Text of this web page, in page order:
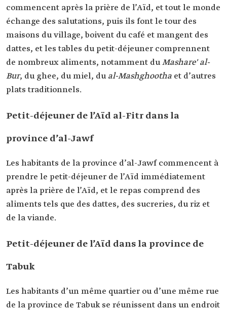
commencent après la prière de l’Aïd, et tout le monde
échange des salutations, puis ils font le tour des
maisons du village, boivent du café et mangent des
dattes, et les tables du petit-déjeuner comprennent
de nombreux aliments, notamment duMashare' al-
Bur, du ghee, du miel, du al-Mashghootha et d’autres
plats traditionnels.
Petit-déjeuner de l’Aïd al-Fitr dans la
province d’al-Jawf
Les habitants de la province d’al-Jawf commencent à
prendre le petit-déjeuner de l’Aïd immédiatement
après la prière de l’Aïd, et le repas comprend des
aliments tels que des dattes, des sucreries, du riz et
de la viande.
Petit-déjeuner de l’Aïd dans la province de
Tabuk
Les habitants d’un même quartier ou d’une même rue
de la province de Tabuk se réunissent dans un endroit